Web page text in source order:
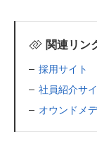
関連リン
採用サイト
社員紹介サ
オウンドメ